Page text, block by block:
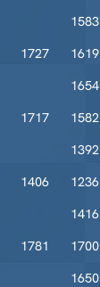
1583
1727 1619
1654
1717 1582
1392
1406 1236
1416
1781 1700
1650